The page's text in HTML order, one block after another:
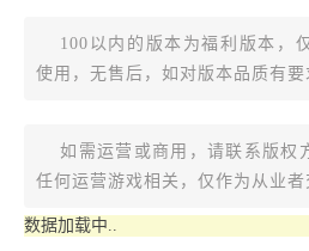
100以内的版本为福利版本，
使用，无售后，如对版本品质有
如需运营或商用，请联系版权
任何运营游戏相关，仅作为从业者
数据加载中..